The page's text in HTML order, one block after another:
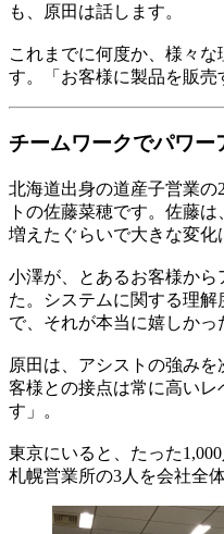
も、原田は話します。
これまでに何度か、様々
す。「お客様に製品を販売
チームワークでパワー
北海道出身の道産子営業
トの佐藤菜穂です。佐藤
増えたぐらいで大きな変化
小澤が、とあるお客様か
た。システムに関する理
で、それが本当に嬉しかっ
原田は、アシストの強み
客様との接点は常に高い
す」。
東京にいると、たった
札幌営業所の3人を会社全